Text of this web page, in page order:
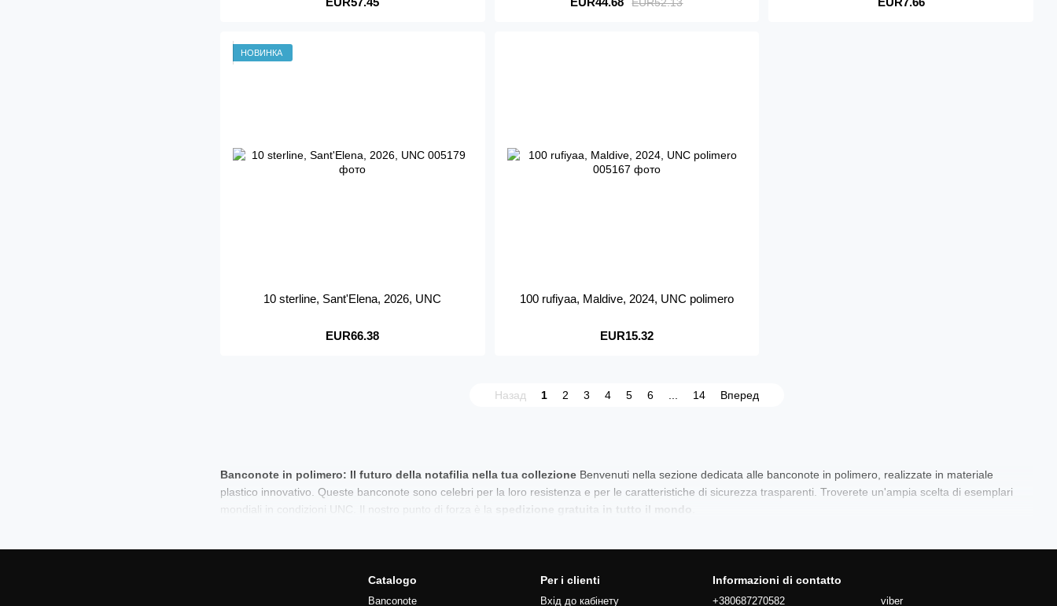
Banconote in polimero: Il futuro della notafilia nella tua collezione Benvenuti nella sezione dedicata alle banconote in polimero, realizzate in materiale
plastico innovativo. Queste banconote sono celebri per la loro resistenza e per le caratteristiche di sicurezza trasparenti. Troverete un'ampia scelta di esemplari
mondiali in condizioni UNC. Il nostro punto di forza è la
spedizione gratuita in tutto il mondo
НОВИНКА
10 sterline, Sant'Elena, 2026, UNC
EUR66.38
100 rufiyaa, Maldive, 2024, UNC polimero
EUR15.32
Назад 1 2 3 4 5 6 14 Вперед
Catalogo
Banconote
Per i clienti
Вхід до кабінету
Informazioni di contatto
+380687270582 viber